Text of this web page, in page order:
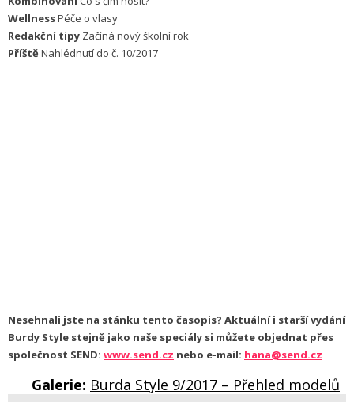
WellnessPéče o vlasy
Redakční tipy Začíná nový školní rok
Příště Nahlédnutí do č. 10/2017
Nesehnali jste na stánku tento časopis? Aktuální i starší vydání
Burdy Style stejně jako naše speciály si můžete objednat přes
společnost SEND: www.send.cz nebo e-mail: hana@send.cz
Galerie: Burda Style 9/2017 – Přehled modelů